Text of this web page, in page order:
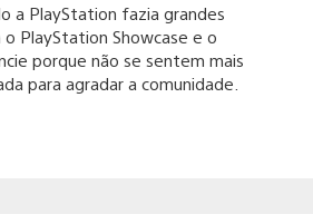
a PlayStation fazia grandes
PlayStation Showcase e o
porque não se sentem mais
para agradar a comunidade.